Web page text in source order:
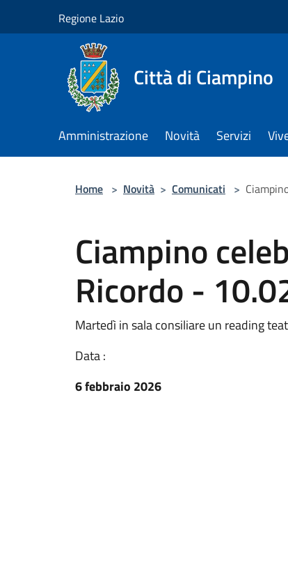
Regione Lazio
Città di Ciampino
Amministrazione Novità Servizi
Home > Novità > Comunicati >
Ciampino
Ricordo -
Martedì in sala consiliare un reading
Data :
6 febbraio 2026